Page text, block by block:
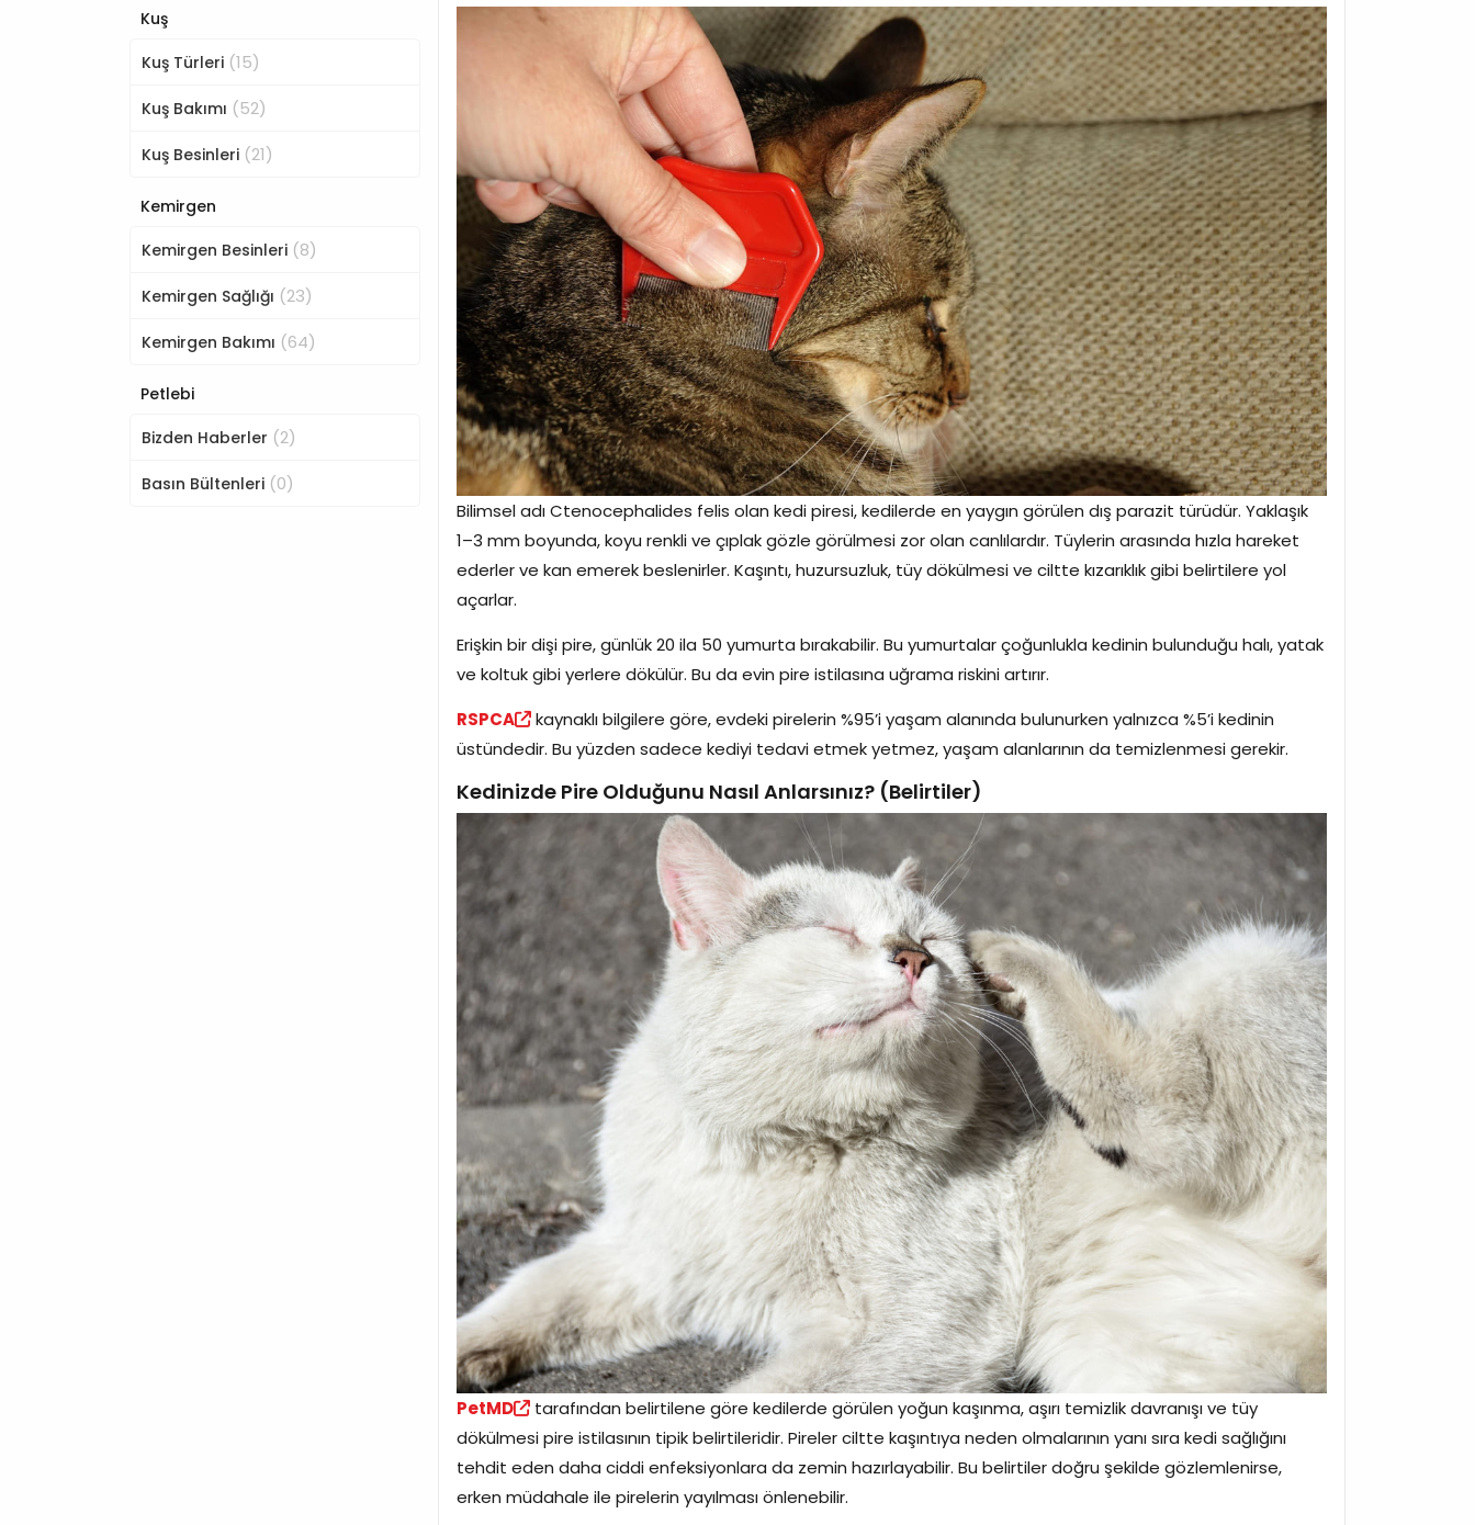
Bilimsel adı Ctenocephalides felis olan kedi piresi, kedilerde en yaygın görülen dış parazit türüdür. Yaklaşık
1–3 mm boyunda, koyu renkli ve çıplak gözle görülmesi zor olan canlılardır. Tüylerin arasında hızla hareket
ederler ve kan emerek beslenirler. Kaşıntı, huzursuzluk, tüy dökülmesi ve ciltte kızarıklık gibi belirtilere yol
açarlar.
Erişkin bir dişi pire, günlük 20 ila 50 yumurta bırakabilir. Bu yumurtalar çoğunlukla kedinin bulunduğu halı, yatak
ve koltuk gibi yerlere dökülür. Bu da evin pire istilasına uğrama riskini artırır.
RSPCA
kaynaklı bilgilere göre, evdeki pirelerin %95’i yaşam alanında bulunurken yalnızca %5’i kedinin
üstündedir. Bu yüzden sadece kediyi tedavi etmek yetmez, yaşam alanlarının da temizlenmesi gerekir.
Kedinizde Pire Olduğunu Nasıl Anlarsınız? (Belirtiler)
PetMD
tarafından belirtilene göre kedilerde görülen yoğun kaşınma, aşırı temizlik davranışı ve tüy
dökülmesi pire istilasının tipik belirtileridir. Pireler ciltte kaşıntıya neden olmalarının yanı sıra kedi sağlığını
tehdit eden daha ciddi enfeksiyonlara da zemin hazırlayabilir. Bu belirtiler doğru şekilde gözlemlenirse,
erken müdahale ile pirelerin yayılması önlenebilir.
Kuş
Kuş Türleri (15)
Kuş Bakımı (52)
Kuş Besinleri (21)
Kemirgen
Kemirgen Besinleri (8)
Kemirgen Sağlığı (23)
Kemirgen Bakımı (64)
Petlebi
Bizden Haberler (2)
Basın Bültenleri (0)